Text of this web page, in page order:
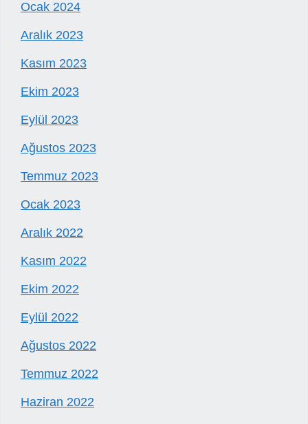
Ocak 2024
Aralık 2023
Kasım 2023
Ekim 2023
Eylül 2023
Ağustos 2023
Temmuz 2023
Ocak 2023
Aralık 2022
Kasım 2022
Ekim 2022
Eylül 2022
Ağustos 2022
Temmuz 2022
Haziran 2022